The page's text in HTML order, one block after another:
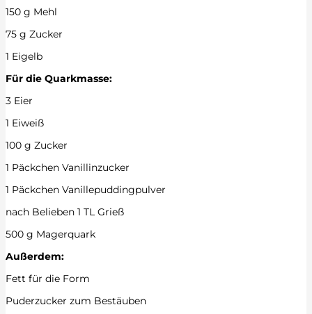
150 g Mehl
75 g Zucker
1 Eigelb
Für die Quarkmasse:
3 Eier
1 Eiweiß
100 g Zucker
1 Päckchen Vanillinzucker
1 Päckchen Vanillepuddingpulver
nach Belieben 1 TL Grieß
500 g Magerquark
Außerdem:
Fett für die Form
Puderzucker zum Bestäuben